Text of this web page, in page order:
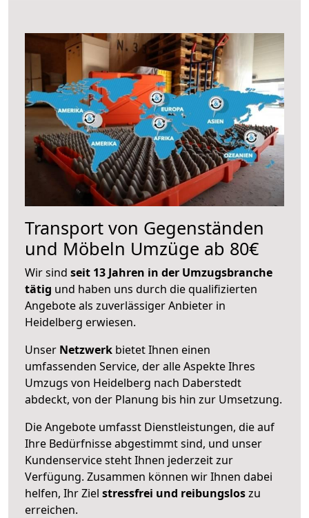
Transport von Gegenständen
und Möbeln Umzüge ab 80€
Wir sind seit 13 Jahren in der Umzugsbranche
tätig und haben uns durch die qualifizierten
Angebote als zuverlässiger Anbieter in
Heidelberg erwiesen.
Unser Netzwerk bietet Ihnen einen
umfassenden Service, der alle Aspekte Ihres
Umzugs von Heidelberg nach Daberstedt
abdeckt, von der Planung bis hin zur Umsetzung.
Die Angebote umfasst Dienstleistungen, die auf
Ihre Bedürfnisse abgestimmt sind, und unser
Kundenservice steht Ihnen jederzeit zur
Verfügung. Zusammen können wir Ihnen dabei
helfen, Ihr Ziel stressfrei und reibungsloszu
erreichen.